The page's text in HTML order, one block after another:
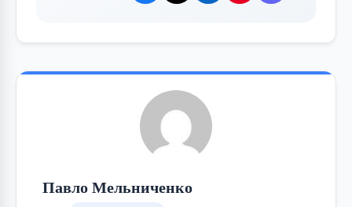
Павло Мельниченко